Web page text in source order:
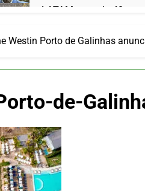
LATAM anuncia 42
Azul retoma voos
Turismo na Serra
Toda a Europa em Um
Por Dentro do
4 De Agosto De 2026
Westin Porto de Galinhas
de-